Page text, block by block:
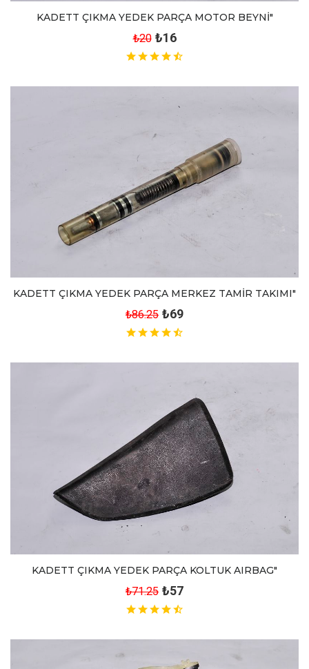
KADETT ÇIKMA YEDEK PARÇA MOTOR BEYNİ"
₺20 ₺16
KADETT ÇIKMA YEDEK PARÇA MERKEZ TAMİR TAKIMI"
₺86.25 ₺69
KADETT ÇIKMA YEDEK PARÇA KOLTUK AIRBAG"
₺71.25 ₺57